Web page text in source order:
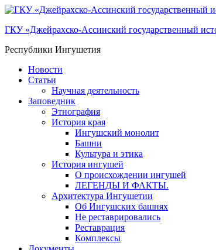
ГКУ «Джейрахско-Ассинcкий государственный
Республики Ингушетия
Новости
Статьи
Научная деятельность
Заповедник
Этнография
История края
Ингушский монолит
Башни
Культура и этика
История ингушей
О происхождении ингушей
ЛЕГЕНДЫ И ФАКТЫ.
Архитектура Ингушетии
Об Ингушских башнях
Не реставрировались
Реставрация
Комплексы